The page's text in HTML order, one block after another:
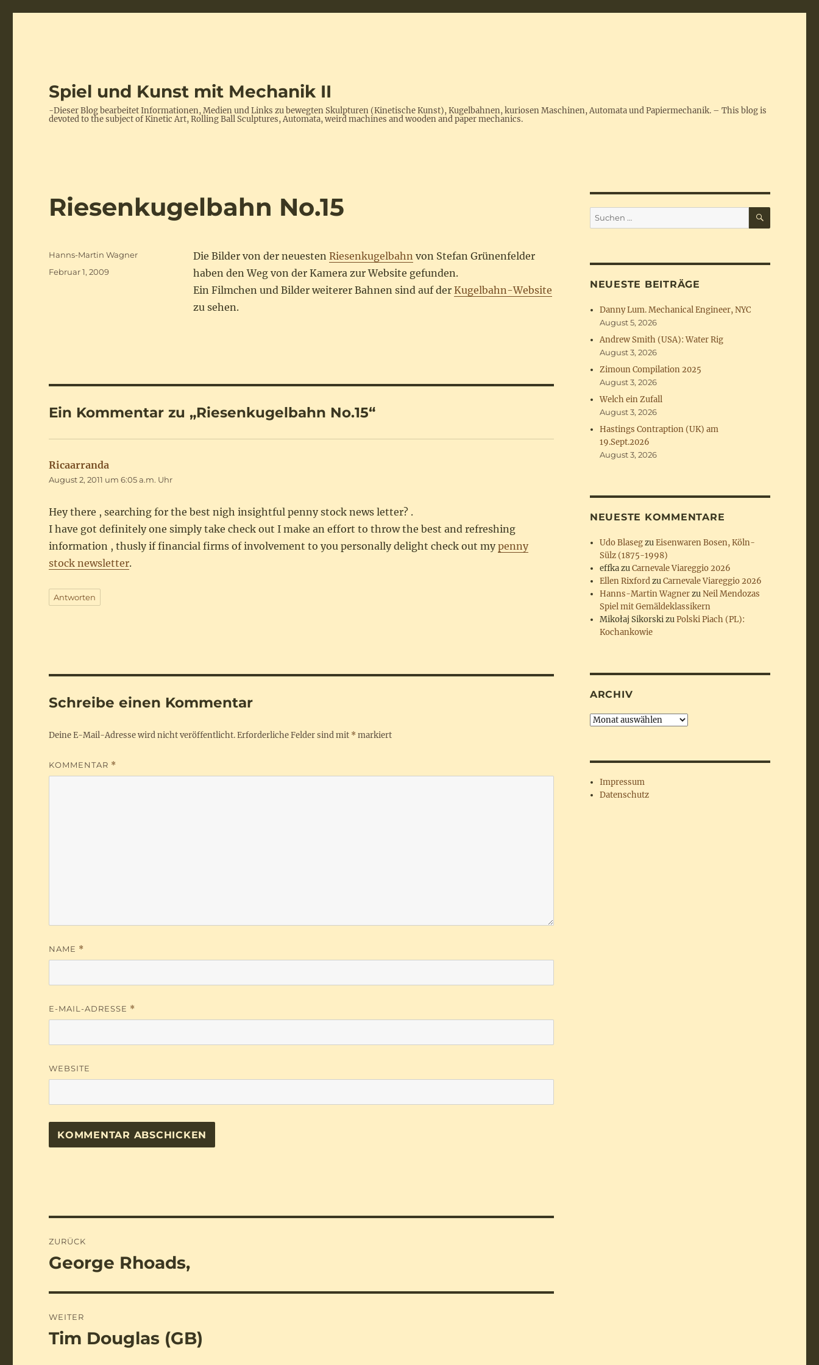
Spiel und Kunst mit Mechanik II
-Dieser Blog bearbeitet Informationen, Medien und Links zu bewegten Skulpturen (Kinetische Kunst), Kugelbahnen, kuriosen Maschinen, Automata und Papiermechanik. – This blog is
devoted to the subject of Kinetic Art, Rolling Ball Sculptures, Automata, weird machines and wooden and paper mechanics.
Riesenkugelbahn No.15
Die Bilder von der neuesten Riesenkugelbahnvon Stefan Grünenfelder
haben den Weg von der Kamera zur Website gefunden.
Ein Filmchen und Bilder weiterer Bahnen sind auf der Kugelbahn-Website
zu sehen.
Autor
Hanns-Martin Wagner
Veröffentlicht
Februar 1, 2009
Ein Kommentar zu „Riesenkugelbahn No.15“
Ricaarranda
August 2, 2011 um 6:05 a.m. Uhr
Hey there , searching for the best nigh insightful penny stock news letter? .
I have got definitely one simply take check out I make an effort to throw the best and refreshing
information , thusly if financial firms of involvement to you personally delight check out mypenny
stock newsletter.
Antworten
Schreibe einen Kommentar
Deine E-Mail-Adresse wird nicht veröffentlicht.Erforderliche Felder sind mit * markiert
KOMMENTAR *
NAME *
E-MAIL-ADRESSE *
WEBSITE
ZURÜCK
Vorheriger
George Rhoads,
WEITER
Nächster
Tim Douglas (GB)
Suchen
nach:
SUCHEN
NEUESTE BEITRÄGE
Danny Lum. Mechanical Engineer, NYC
August 5, 2026
Andrew Smith (USA): Water Rig
August 3, 2026
Zimoun Compilation 2025
August 3, 2026
Welch ein Zufall
August 3, 2026
Hastings Contraption (UK) am
19.Sept.2026
August 3, 2026
NEUESTE KOMMENTARE
Udo BlasegzuEisenwaren Bosen, Köln-
Sülz (1875-1998)
effkazuCarnevale Viareggio 2026
Ellen RixfordzuCarnevale Viareggio 2026
Hanns-Martin WagnerzuNeil Mendozas
Spiel mit Gemäldeklassikern
Mikołaj SikorskizuPolski Piach (PL):
Kochankowie
ARCHIV
Archiv
Impressum
Datenschutz